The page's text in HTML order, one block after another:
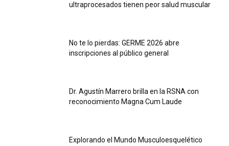
ultraprocesados ​​tienen peor salud muscular
No te lo pierdas: GERME 2026 abre
inscripciones al público general
Dr. Agustín Marrero brilla en la RSNA con
reconocimiento Magna Cum Laude
Explorando el Mundo Musculoesquelético